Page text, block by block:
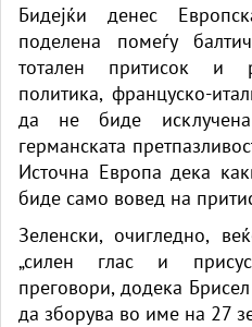
Бидејќи денес
поделена помеѓу
тотален притисок и
политика, француско-
да не биде
германската
Источна Европа дека
биде само вовед на
Зеленски, очигледно,
„силен глас и
преговори, додека
да зборува во име на 27